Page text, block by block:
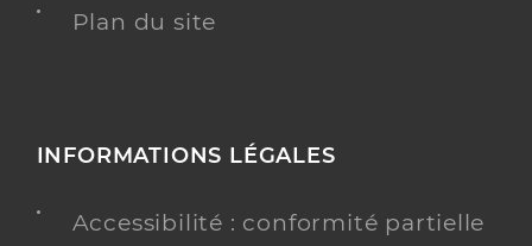
Plan du site
INFORMATIONS LÉGALES
Accessibilité : conformité partielle